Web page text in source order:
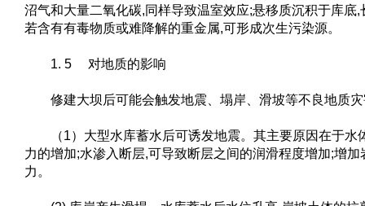
沼气和大量二氧化碳,同样导致温室效应;悬移质沉积于库底,
若含有有毒物质或难降解的重金属,可形成次生污染源。
1. 5 对地质的影响
修建大坝后可能会触发地震、塌岸、滑坡等不良地质灾
（1）大型水库蓄水后可诱发地震。其主要原因在于水
力的增加;水渗入断层,可导致断层之间的润滑程度增加;增加
力。